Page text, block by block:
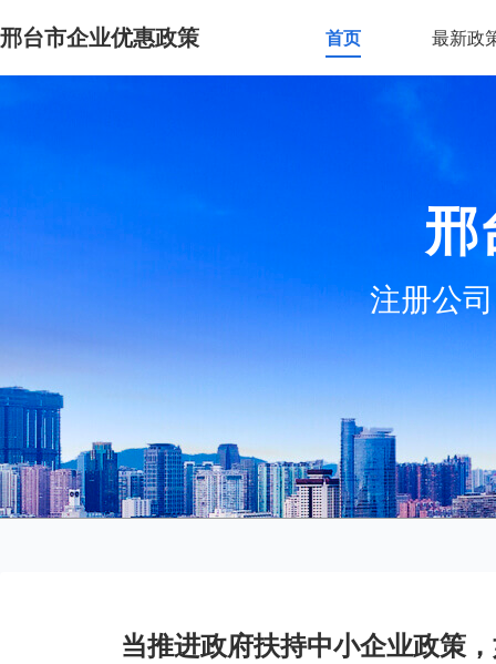
邢台市企业优惠政策 首页 最新政
邢
注册公
当推进政府扶持中小企业政策